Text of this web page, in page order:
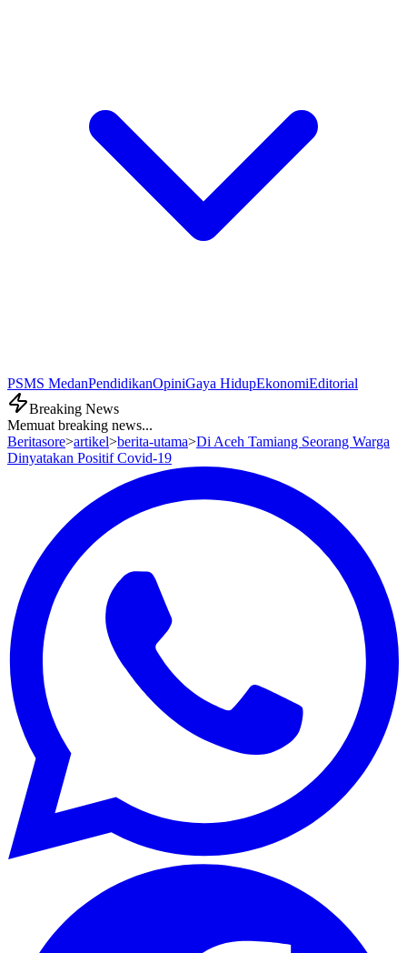
PSMS MedanPendidikanOpiniGaya HidupEkonomiEditorial
Breaking News
Memuat breaking news...
Beritasore>artikel>berita-utama>Di Aceh Tamiang Seorang Warga
Dinyatakan Positif Covid-19